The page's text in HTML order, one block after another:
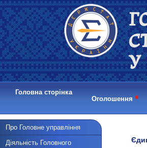
У
Головна сторінка
Оголошення •
Про Головне управління
Діяльність Головного